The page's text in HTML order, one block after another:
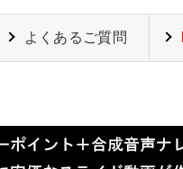
よくあるご質問